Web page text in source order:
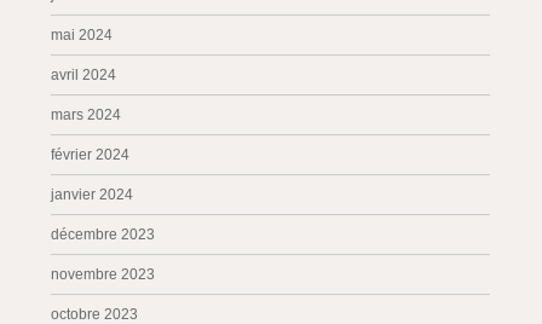
mai 2024
avril 2024
mars 2024
février 2024
janvier 2024
décembre 2023
novembre 2023
octobre 2023